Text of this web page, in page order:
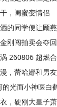
，闺蜜变情侣
的同学便让顾
刚闯拍卖会夺
260806 超燃
，蕾哈娜和男
的光而小神医白
，硬刚大皇子